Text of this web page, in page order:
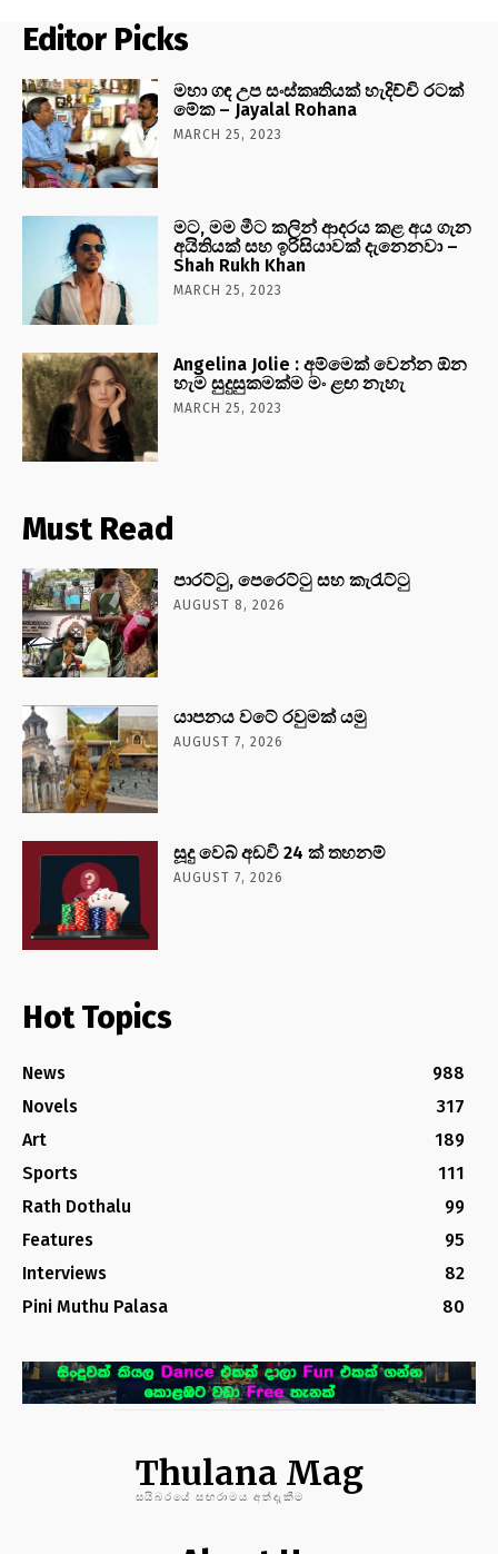
Editor Picks
මහා ගඳ උප සංස්කෘතියක් හැදිච්චි රටක්
මේක – Jayalal Rohana
MARCH 25, 2023
මට, මම මීට කලින් ආදරය කළ අය ගැන
අයිතියක් සහ ඉරිසියාවක් දැනෙනවා –
Shah Rukh Khan
MARCH 25, 2023
Angelina Jolie : අම්මෙක් වෙන්න ඕන
හැම සුදුසුකමක්ම මං ළඟ නැහැ
MARCH 25, 2023
Must Read
පාරට්ටු, පෙරෙට්ටු සහ කැරැට්ටු
AUGUST 8, 2026
යාපනය වටේ රවුමක් යමු
AUGUST 7, 2026
සූදු වෙබ් අඩවි 24 ක් තහනම්
AUGUST 7, 2026
Hot Topics
News
988
Novels
317
Art
189
Sports
111
Rath Dothalu
99
Features
95
Interviews
82
Pini Muthu Palasa
80
Thulana Mag
සයිබරයේ සඟරාමය අත්දැකීම